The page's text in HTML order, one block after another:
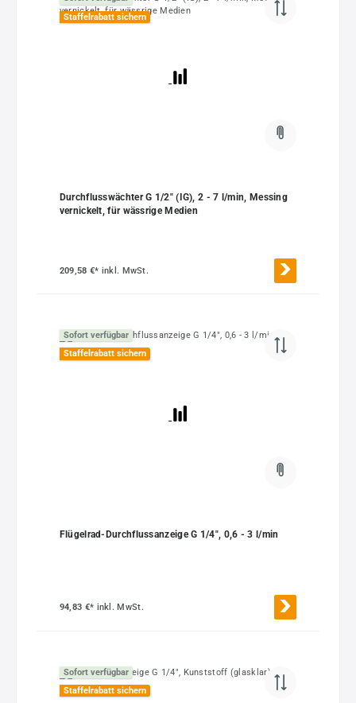
Staffelrabatt sichern
Durchflusswächter G 1/2" (IG), 2 - 7 l/min, Messing
vernickelt, für wässrige Medien
209,58 €* inkl. MwSt.
Sofort verfügbar
Staffelrabatt sichern
Flügelrad-Durchflussanzeige G 1/4", 0,6 - 3 l/min
94,83 €* inkl. MwSt.
Sofort verfügbar
Staffelrabatt sichern